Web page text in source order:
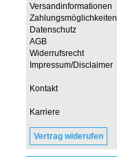
Versandinformationen
Zahlungsmöglichkeiten
Datenschutz
AGB
Widerrufsrecht
Impressum/Disclaimer
Kontakt
Karriere
Vertrag widerufen